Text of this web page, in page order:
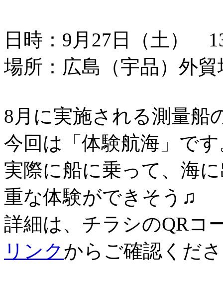
日時：9月27日（土）
場所：広島（宇品）外
8月に実施される測量船
今回は「体験航海」で
実際に船に乗って、海
重な体験ができそう♫
詳細は、チラシのQRコ
リンクからご確認くだ